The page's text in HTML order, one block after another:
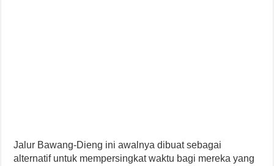
Jalur Bawang-Dieng ini awalnya dibuat sebagai
alternatif untuk mempersingkat waktu bagi mereka yang